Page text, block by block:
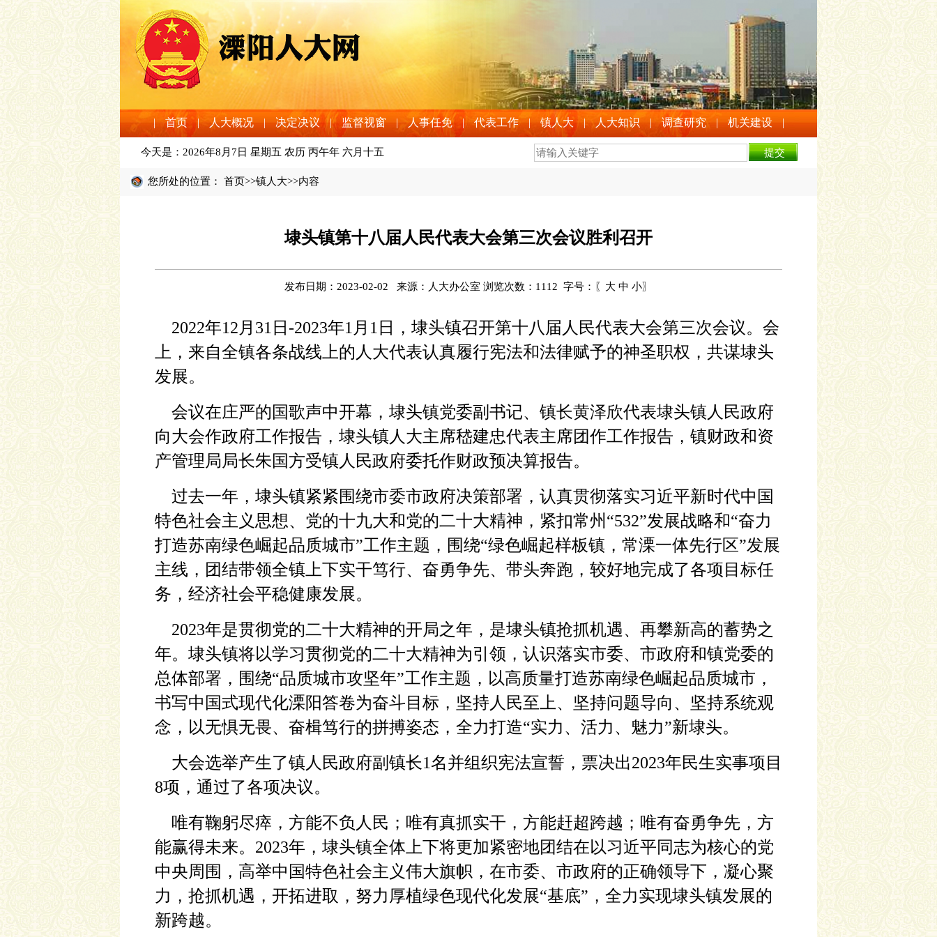
| 首页 | 人大概况 | 决定决议 | 监督视窗 | 人事任免 | 代表工作 | 镇人大 | 人大知识 | 调查研究 | 机关建设 |
今天是： 2026年8月7日 星期五 农历 丙午年 六月十五
您所处的位置： 首页>>镇人大>>内容
埭头镇第十八届人民代表大会第三次会议胜利召开
发布日期：2023-02-02 来源：人大办公室 浏览次数： 1112 字号：〖 大 中 小〗
2022年12月31日-2023年1月1日，埭头镇召开第十八届人民代表大会第三次会议。会
上，来自全镇各条战线上的人大代表认真履行宪法和法律赋予的神圣职权，共谋埭头
发展。
会议在庄严的国歌声中开幕，埭头镇党委副书记、镇长黄泽欣代表埭头镇人民政府
向大会作政府工作报告，埭头镇人大主席嵇建忠代表主席团作工作报告，镇财政和资
产管理局局长朱国方受镇人民政府委托作财政预决算报告。
过去一年，埭头镇紧紧围绕市委市政府决策部署，认真贯彻落实习近平新时代中国
特色社会主义思想、党的十九大和党的二十大精神，紧扣常州“532”发展战略和“奋力
打造苏南绿色崛起品质城市”工作主题，围绕“绿色崛起样板镇，常溧一体先行区”发展
主线，团结带领全镇上下实干笃行、奋勇争先、带头奔跑，较好地完成了各项目标任
务，经济社会平稳健康发展。
2023年是贯彻党的二十大精神的开局之年，是埭头镇抢抓机遇、再攀新高的蓄势之
年。埭头镇将以学习贯彻党的二十大精神为引领，认识落实市委、市政府和镇党委的
总体部署，围绕“品质城市攻坚年”工作主题，以高质量打造苏南绿色崛起品质城市，
书写中国式现代化溧阳答卷为奋斗目标，坚持人民至上、坚持问题导向、坚持系统观
念，以无惧无畏、奋楫笃行的拼搏姿态，全力打造“实力、活力、魅力”新埭头。
大会选举产生了镇人民政府副镇长1名并组织宪法宣誓，票决出2023年民生实事项目
8项，通过了各项决议。
唯有鞠躬尽瘁，方能不负人民；唯有真抓实干，方能赶超跨越；唯有奋勇争先，方
能赢得未来。2023年，埭头镇全体上下将更加紧密地团结在以习近平同志为核心的党
中央周围，高举中国特色社会主义伟大旗帜，在市委、市政府的正确领导下，凝心聚
力，抢抓机遇，开拓进取，努力厚植绿色现代化发展“基底”，全力实现埭头镇发展的
新跨越。